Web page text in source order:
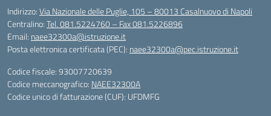
Indirizzo:Via Nazionale delle Puglie, 105 – 80013 Casalnuovo di Napoli
Centralino:Tel. 081.5224760 – Fax 081.5226896
Email: naee32300a@istruzione.it
Posta elettronica certificata (PEC): naee32300a@pec.istruzione.it
Codice fiscale: 93007720639
Codice meccanografico: NAEE32300A
Codice unico di fatturazione (CUF): UFDMFG